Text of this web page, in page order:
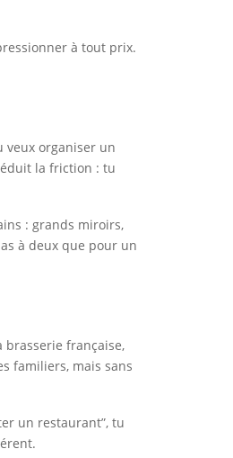
à tout prix.
veux organiser un
la friction : tu
: grands miroirs,
à deux que pour un
brasserie française,
familiers, mais sans
un restaurant”, tu